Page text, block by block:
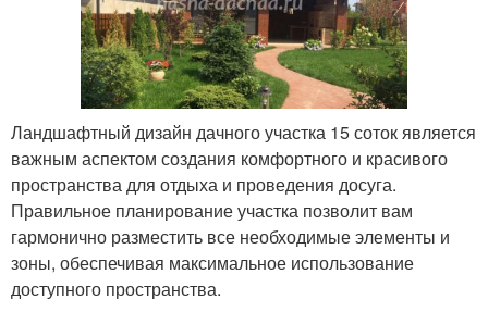
Ландшафтный дизайн дачного участка 15 соток является
важным аспектом создания комфортного и красивого
пространства для отдыха и проведения досуга.
Правильное планирование участка позволит вам
гармонично разместить все необходимые элементы и
зоны, обеспечивая максимальное использование
доступного пространства.